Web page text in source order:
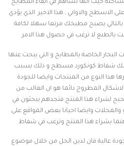
حيث انها تساهم في ابقاء المطابخ
الاسطح والاواني , هذا الاخير الذي يؤذي
بالتالي يصبح مطبخك مرتعا سهلا لكافة
بالطبع لا ترغب في حصول هذا الامر
البخار الخاصة بالمطابخ و التي يبحث عنها
شفاط كونكورد مسطح و ذلك بسبب
هذا النوع من المنتجات وايضا للجودة
الاشكال المطروح دائما هو ان الغالب من
لشراء هذا المنتج فتجدهم يبحثون في
والمحلات وايضا احيانا بعض المواقع على
بشراء هذا المنتج وترغب في شفاط
عالية فان لدين الحل من خلال موضوع